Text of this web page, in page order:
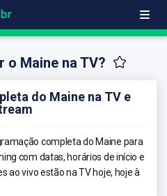
o Maine na TV?
do Maine na TV e
completa do Maine para
com datas, horários de início e
ao vivo estão na TV hoje, hoje à